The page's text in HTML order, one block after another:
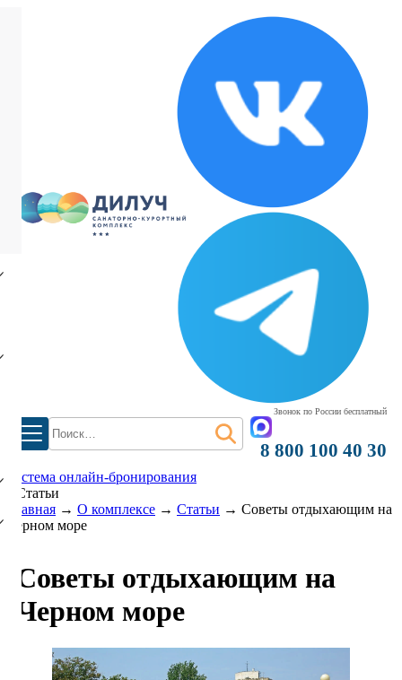
Найти:
Звонок по России бесплатный
8 800 100 40 30
система онлайн-бронирования
Статьи
Главная → О комплексе → Статьи → Советы отдыхающим на
Черном море
Советы отдыхающим на
Черном море